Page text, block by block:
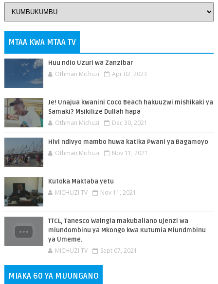
MTAA KWA MTAA TV
Huu ndio Uzuri wa Zanzibar
Othman Michuzi Apr 02, 2023
Je! Unajua kwanini Coco Beach hakuuzwi mishikaki ya
Samaki? Msikilize Dullah hapa
Othman Michuzi Dec 30, 2021
Hivi ndivyo mambo huwa katika Pwani ya Bagamoyo
Othman Michuzi Nov 11, 2021
Kutoka Maktaba yetu
MICHUZI TV Nov 11, 2021
TTCL, Tanesco Waingia makubaliano ujenzi wa
miundombinu ya Mkongo kwa Kutumia Miundmbinu
ya Umeme.
MICHUZI TV Sept 07, 2021
MIAKA 60 YA MUUNGANO